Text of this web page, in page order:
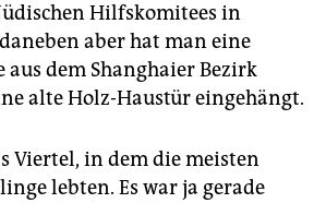
Hilfskomitees in
aber hat man eine
dem Shanghaier Bezirk
alte Holz-Haustür eingehängt.
Viertel, in dem die meisten
lebten. Es war ja gerade